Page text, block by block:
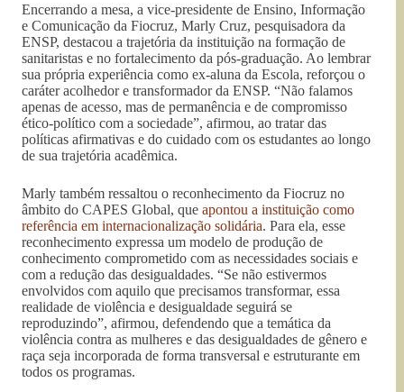
Encerrando a mesa, a vice-presidente de Ensino, Informação
e Comunicação da Fiocruz, Marly Cruz, pesquisadora da
ENSP, destacou a trajetória da instituição na formação de
sanitaristas e no fortalecimento da pós-graduação. Ao lembrar
sua própria experiência como ex-aluna da Escola, reforçou o
caráter acolhedor e transformador da ENSP. “Não falamos
apenas de acesso, mas de permanência e de compromisso
ético-político com a sociedade”, afirmou, ao tratar das
políticas afirmativas e do cuidado com os estudantes ao longo
de sua trajetória acadêmica.
Marly também ressaltou o reconhecimento da Fiocruz no
âmbito do CAPES Global, que apontou a instituição como
referência em internacionalização solidária. Para ela, esse
reconhecimento expressa um modelo de produção de
conhecimento comprometido com as necessidades sociais e
com a redução das desigualdades. “Se não estivermos
envolvidos com aquilo que precisamos transformar, essa
realidade de violência e desigualdade seguirá se
reproduzindo”, afirmou, defendendo que a temática da
violência contra as mulheres e das desigualdades de gênero e
raça seja incorporada de forma transversal e estruturante em
todos os programas.